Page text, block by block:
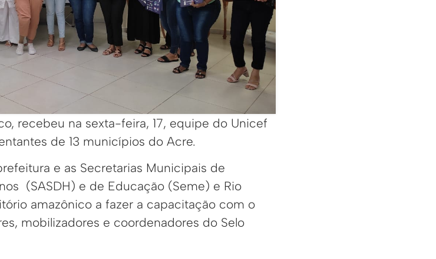
recebeu na sexta-feira, 17, equipe do Unicef
de 13 municípios do Acre.
e as Secretarias Municipais de
(SASDH) e de Educação (Seme) e Rio
amazônico a fazer a capacitação com o
mobilizadores e coordenadores do Selo